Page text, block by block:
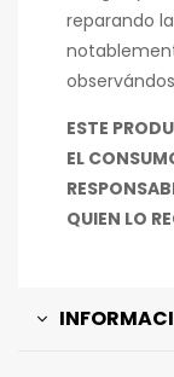
reparando
ESTE
EL
QUIEN LO